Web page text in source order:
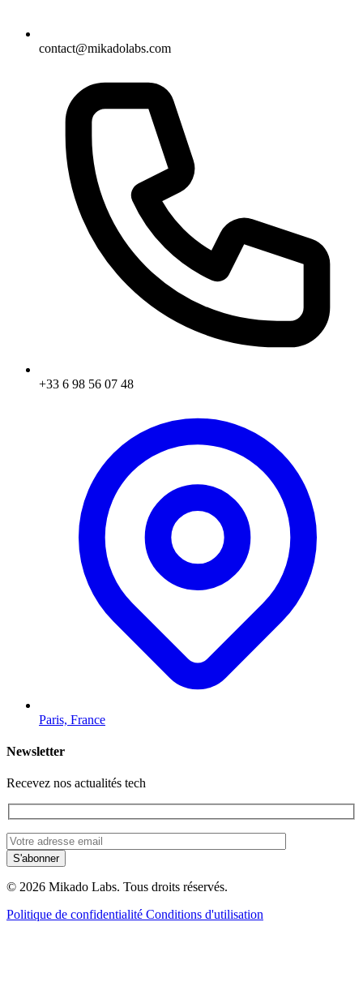
contact@mikadolabs.com
+33 6 98 56 07 48
Paris, France
Newsletter
Recevez nos actualités tech
© 2026 Mikado Labs. Tous droits réservés.
Politique de confidentialité Conditions d'utilisation